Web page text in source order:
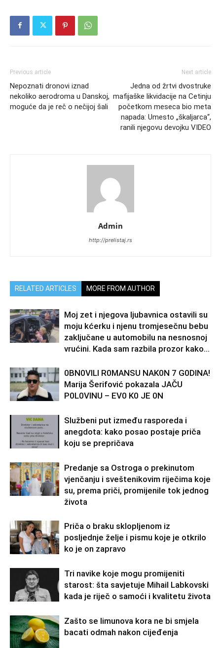
Previous article
Nepoznati dronovi iznad
nekoliko aerodroma u Danskoj,
moguće da je reč o nečijoj šali
Next article
Jedna od žrtvi dvostruke
mafijaške likvidacije na Cetinju
početkom meseca bio meta
napada: Umesto „škaljarca“,
ranili njegovu devojku VIDEO
Admin
http://prelistaj.rs
RELATED ARTICLES MORE FROM AUTHOR
Moj zet i njegova ljubavnica ostavili su
moju kćerku i njenu tromjesečnu bebu
zaključane u automobilu na nesnosnoj
vrućini. Kada sam razbila prozor kako...
0BN0VlLl R0MANSU NAK0N 7 G0DlNA!
Marija Šerifović pokazala JAČU
P0L0VINU – EV0 K0 JE 0N
Službeni put između rasporeda i
anegdota: kako posao postaje priča
koju se prepričava
Predanje sa Ostroga o prekinutom
vjenčanju i sveštenikovim riječima koje
su, prema priči, promijenile tok jednog
života
Priča o braku sklopljenom iz
posljednje želje i pismu koje je otkrilo
ko je on zapravo
Tri navike koje mogu promijeniti
starost: šta savjetuje Mihail Labkovski
kada je riječ o samoći i kvalitetu života
Zašto se limunova kora ne bi smjela
bacati odmah nakon cijeđenja